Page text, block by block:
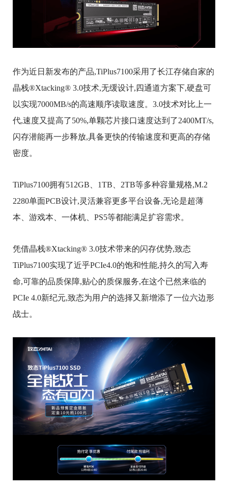
作为近日新发布的产品,TiPlus7100采用了长江存储自家的
晶栈®Xtacking® 3.0技术,无缓设计,四通道方案下,硬盘可
以实现7000MB/s的高速顺序读取速度。3.0技术对比上一
代,速度又提高了50%,单颗芯片接口速度达到了2400MT/s,
闪存潜能再一步释放,具备更快的传输速度和更高的存储
密度。
TiPlus7100拥有512GB、1TB、2TB等多种容量规格,M.2
2280单面PCB设计,灵活兼容更多平台设备,无论是超薄
本、游戏本、一体机、PS5等都能满足扩容需求。
凭借晶栈®Xtacking® 3.0技术带来的闪存优势,致态
TiPlus7100实现了近乎PCIe4.0的饱和性能,持久的写入寿
命,可靠的品质保障,贴心的质保服务,在这个已然来临的
PCIe 4.0新纪元,致态为用户的选择又新增添了一位六边形
战士。